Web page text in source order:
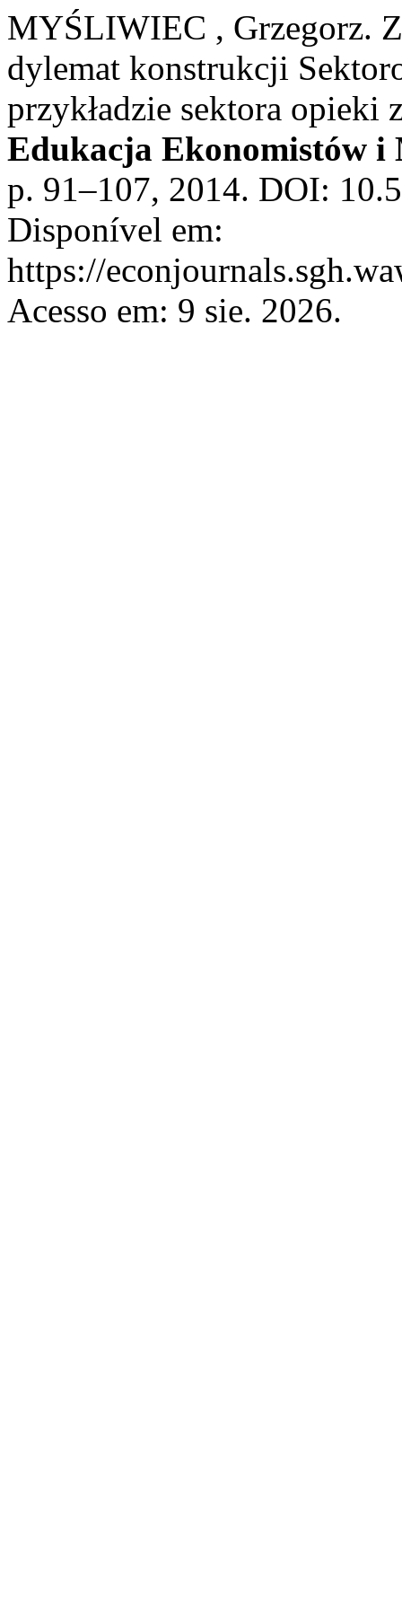
MYŚLIWIEC , Grzegorz.
dylemat konstrukcji
przykładzie sektora opieki
Edukacja Ekonomistów i
p. 91–107, 2014. DOI:
Disponível em:
https://
Acesso em: 9 sie. 2026.